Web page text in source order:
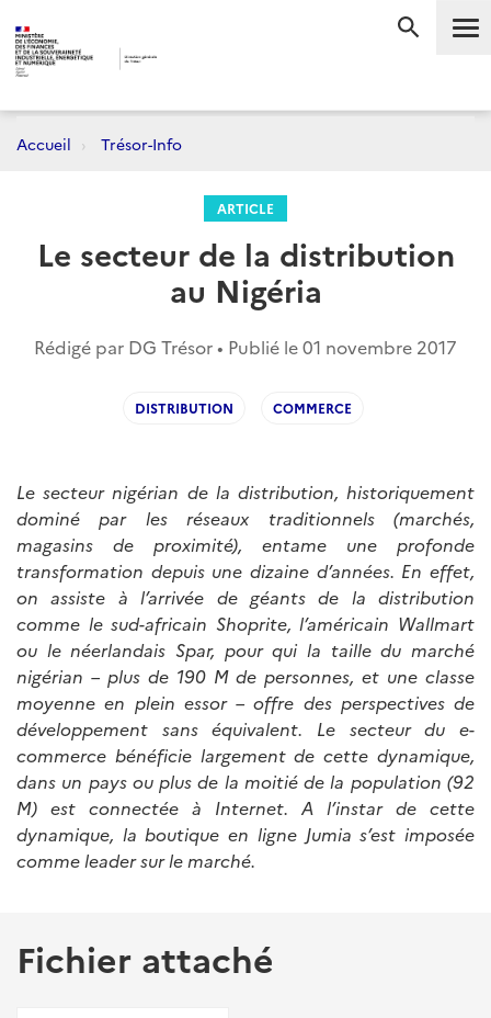
Accueil Trésor-Info
ARTICLE
Le secteur de la distribution
au Nigéria
Rédigé par DG Trésor • Publié le01 novembre 2017
DISTRIBUTION COMMERCE
Le secteur nigérian de la distribution, historiquement
dominé par les réseaux traditionnels (marchés,
magasins de proximité), entame une profonde
transformation depuis une dizaine d’années. En effet,
on assiste à l’arrivée de géants de la distribution
comme le sud-africain Shoprite, l’américain Wallmart
ou le néerlandais Spar, pour qui la taille du marché
nigérian – plus de 190 M de personnes, et une classe
moyenne en plein essor – offre des perspectives de
développement sans équivalent. Le secteur du e-
commerce bénéficie largement de cette dynamique,
dans un pays ou plus de la moitié de la population (92
M) est connectée à Internet. A l’instar de cette
dynamique, la boutique en ligne Jumia s’est imposée
comme leader sur le marché.
Fichier attaché